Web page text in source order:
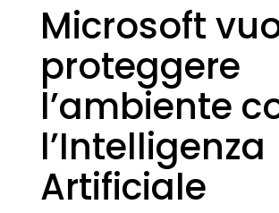
Microsoft
proteggere
l’ambiente
l’Intelligenza
Artificiale